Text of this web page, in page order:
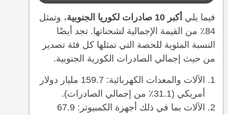
فيما يلي أكبر 10 صادرات لكوريا الجنوبية
، وتمثل
84٪ من القيمة الإجمالية لشحناتها. تجد أيضًا
النسبة المئوية للحصة التي تمثلها كل فئة تصدير
من حيث إجمالي الصادرات الكورية الجنوبية.
الآلات والمعدات الكهربائية: 159.7 مليار دولار
أمريكي (31.1٪ من إجمالي الصادرات).
الآلات بما في ذلك أجهزة الكمبيوتر: 67.9